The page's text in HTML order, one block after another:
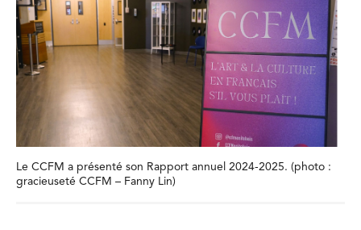
Le CCFM a présenté son Rapport annuel 2024-2025. (photo :
gracieuseté CCFM – Fanny Lin)